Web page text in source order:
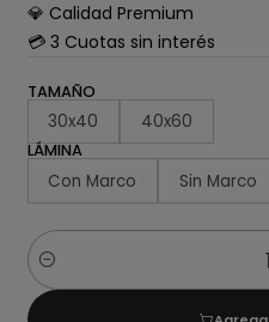
💎 Calidad Premium
💳 3 Cuotas sin interés
TAMAÑO
30x40 40x60
LÁMINA
Con Marco Sin Marco
Cantidad